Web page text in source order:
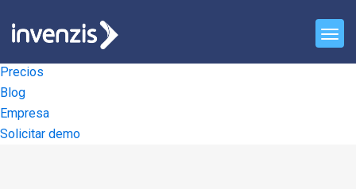
Inicio
Precios
Blog
Empresa
Solicitar demo